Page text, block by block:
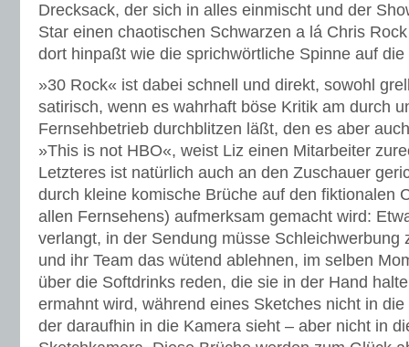
Drecksack, der sich in alles einmischt und der
Star einen chaotischen Schwarzen a lá Chris
dort hinpaßt wie die sprichwörtliche Spinne auf
»30 Rock« ist dabei schnell und direkt, sowohl
satirisch, wenn es wahrhaft böse Kritik am durch
Fernsehbetrieb durchblitzen läßt, den es aber
»This is not HBO«, weist Liz einen Mitarbeiter
Letzteres ist natürlich auch an den Zuschauer
durch kleine komische Brüche auf den fiktionalen
allen Fernsehens) aufmerksam gemacht wird:
verlangt, in der Sendung müsse Schleichwerbung
und ihr Team das wütend ablehnen, im selben
über die Softdrinks reden, die sie in der Hand
ermahnt wird, während eines Sketches nicht in
der daraufhin in die Kamera sieht – aber nicht in